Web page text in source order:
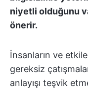
niyetli olduğunu
önerir.
İnsanların ve
gereksiz
anlayışı teşvik